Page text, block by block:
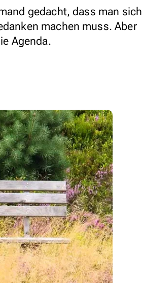
gedacht, dass man sich
machen muss. Aber
Agenda.